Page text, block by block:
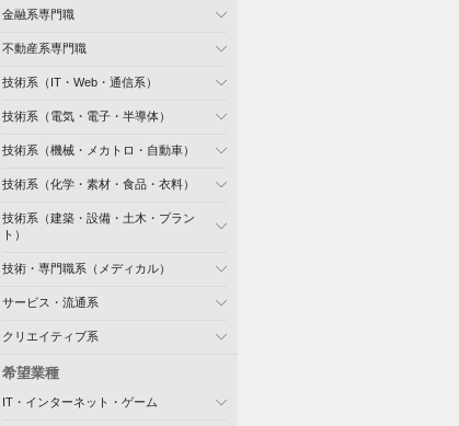
金融系専門職
不動産系専門職
技術系（IT・Web・通信系）
技術系（電気・電子・半導体）
技術系（機械・メカトロ・自動車）
技術系（化学・素材・食品・衣料）
技術系（建築・設備・土木・プラン
ト）
技術・専門職系（メディカル）
サービス・流通系
クリエイティブ系
希望業種
IT・インターネット・ゲーム